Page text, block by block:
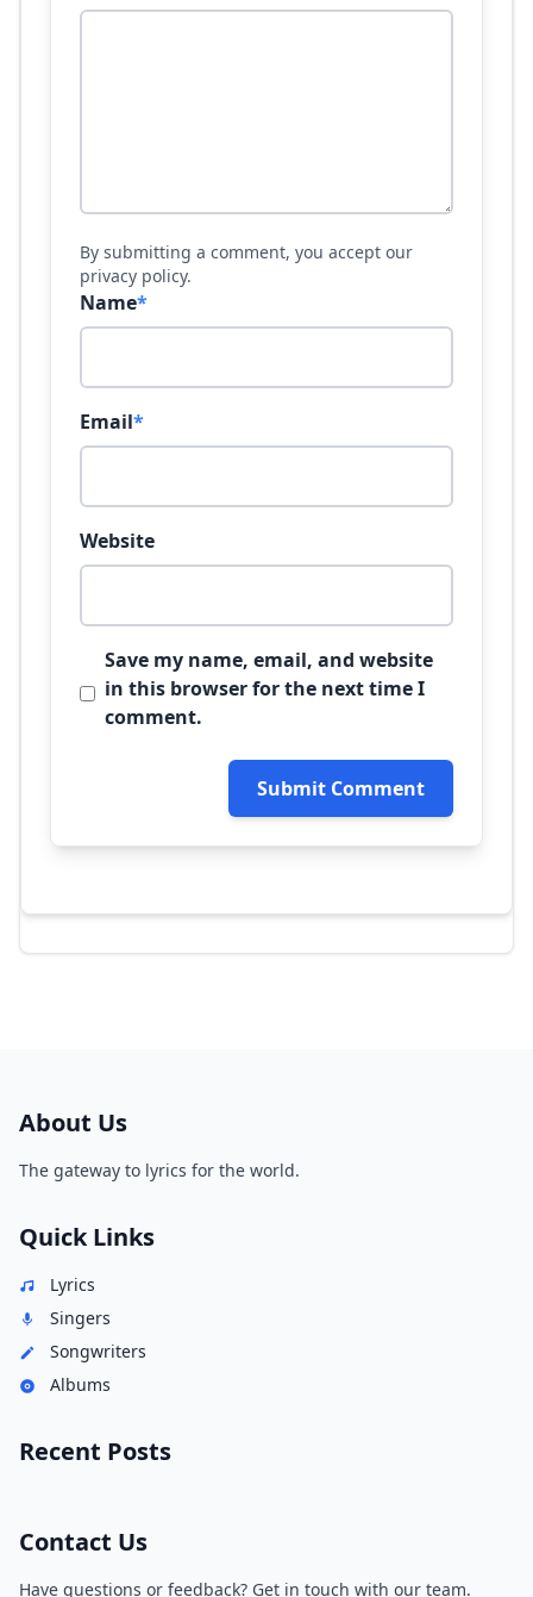
By submitting a comment, you accept our
privacy policy.
Name*
Email*
Website
Save my name, email, and website
in this browser for the next time I
comment.
Submit Comment
About Us
The gateway to lyrics for the world.
Quick Links
Lyrics
Singers
Songwriters
Albums
Recent Posts
Contact Us
Have questions or feedback? Get in touch with our team.